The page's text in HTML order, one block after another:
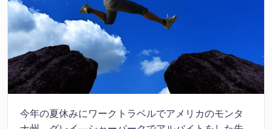
今年の夏休みにワークトラベルでアメリカのモンタ